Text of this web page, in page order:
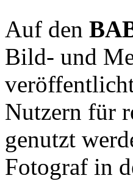
Auf den
Bild- und
Nutzern für
genutzt
Fotograf in